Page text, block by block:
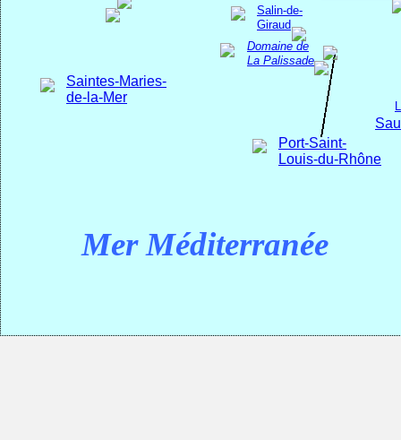
Domaine de
La Palissade
Port-Saint-
Louis-du-Rhône
Saintes-Maries-
de-la-Mer
Salin-de-
Giraud
Mer Méditerranée